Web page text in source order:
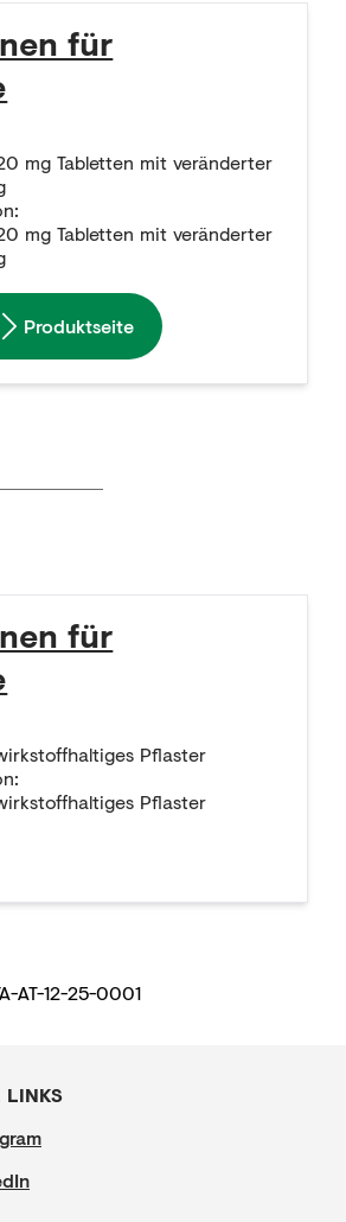
für
mg Tabletten mit veränderter
mg Tabletten mit veränderter
Produktseite
für
Pflaster
Pflaster
AT-12-25-0001
LINKS